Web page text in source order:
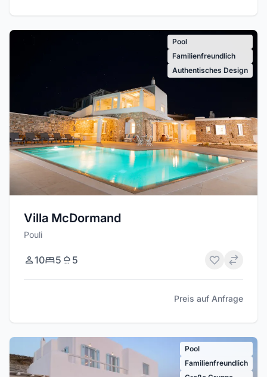
Pool
Familienfreundlich
Authentisches Design
Villa McDormand
Pouli
10 5 5
Preis auf Anfrage
Pool
Familienfreundlich